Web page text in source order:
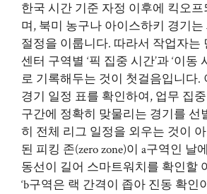
한국 시간 기준 자정 이후에 킥오
며, 북미 농구나 아이스하키 경기는
절정을 이룹니다. 따라서 작업자는
센터 구역별 ‘픽 집중 시간’과 ‘이동
로 기록해두는 것이 첫걸음입니다.
경기 일정 표를 확인하여, 업무 집
구간에 정확히 맞물리는 경기를 선
히 전체 리그 일정을 외우는 것이
된 피킹 존(zero zone)이 a구역인 날
동선이 길어 스마트워치를 확인할
‘b구역은 랙 간격이 좁아 진동 확인